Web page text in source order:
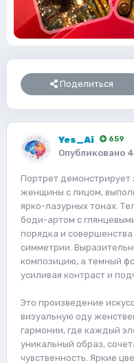
Поделиться
Yes_Ai 659
Опубликовано
Портрет
женщины с лицом,
ярко-лазурных тонах.
боди-артом с
порядка и
симметрии.
композицию, а темный
усиливая контраст и
Это произведение
визуальную оду
гармонии, где каждый
уникальный образ,
чувственность. Яркие